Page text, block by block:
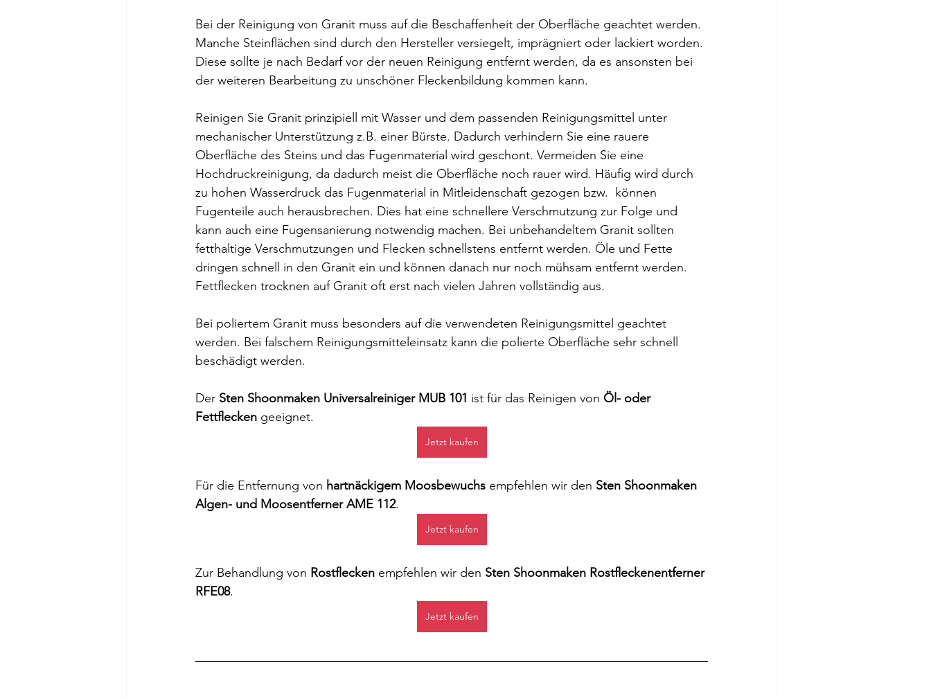
Bei der Reinigung von Granit muss auf die Beschaffenheit der Oberfläche geachtet werden.
Manche Steinflächen sind durch den Hersteller versiegelt, imprägniert oder lackiert worden.
Diese sollte je nach Bedarf vor der neuen Reinigung entfernt werden, da es ansonsten bei
der weiteren Bearbeitung zu unschöner Fleckenbildung kommen kann.
Reinigen Sie Granit prinzipiell mit Wasser und dem passenden Reinigungsmittel unter
mechanischer Unterstützung z.B. einer Bürste. Dadurch verhindern Sie eine rauere
Oberfläche des Steins und das Fugenmaterial wird geschont. Vermeiden Sie eine
Hochdruckreinigung, da dadurch meist die Oberfläche noch rauer wird. Häufig wird durch
zu hohen Wasserdruck das Fugenmaterial in Mitleidenschaft gezogen bzw.  können
Fugenteile auch herausbrechen. Dies hat eine schnellere Verschmutzung zur Folge und
kann auch eine Fugensanierung notwendig machen. Bei unbehandeltem Granit sollten
fetthaltige Verschmutzungen und Flecken schnellstens entfernt werden. Öle und Fette
dringen schnell in den Granit ein und können danach nur noch mühsam entfernt werden.
Fettflecken trocknen auf Granit oft erst nach vielen Jahren vollständig aus.
Bei poliertem Granit muss besonders auf die verwendeten Reinigungsmittel geachtet
werden. Bei falschem Reinigungsmitteleinsatz kann die polierte Oberfläche sehr schnell
beschädigt werden.
Der Sten Shoonmaken Universalreiniger MUB 101 ist für das Reinigen von Öl- oder
Fettflecken geeignet.
Jetzt kaufen
Für die Entfernung von hartnäckigem Moosbewuchs empfehlen wir den Sten Shoonmaken
Algen- und Moosentferner AME 112.
Jetzt kaufen
Zur Behandlung von Rostflecken empfehlen wir den Sten Shoonmaken Rostfleckenentferner
RFE08.
Jetzt kaufen